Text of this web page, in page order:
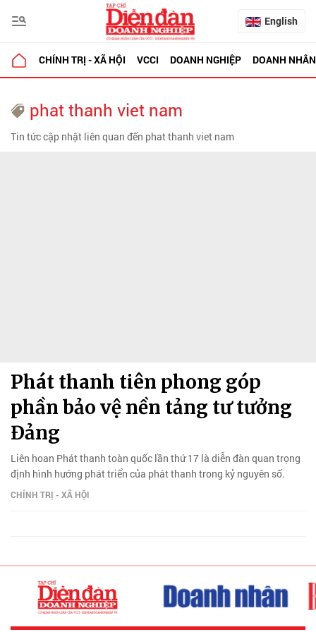
English
CHÍNH TRỊ - XÃ HỘI VCCI DOANH NGHIỆP DOANH NHÂN
phat thanh viet nam
Tin tức cập nhật liên quan đến phat thanh viet nam
Phát thanh tiên phong góp
phần bảo vệ nền tảng tư tưởng
Đảng
Liên hoan Phát thanh toàn quốc lần thứ 17 là diễn đàn quan trọng
định hình hướng phát triển của phát thanh trong kỷ nguyên số.
CHÍNH TRỊ - XÃ HỘI